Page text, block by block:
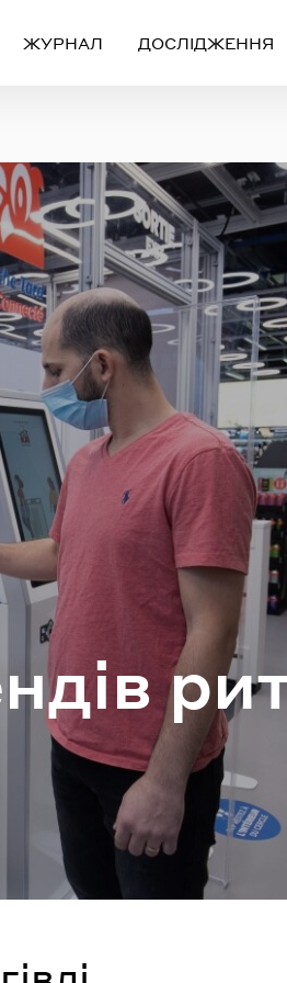
ЖУРНАЛ ДОСЛІДЖЕННЯ
GOOGLE
Забули пароль?